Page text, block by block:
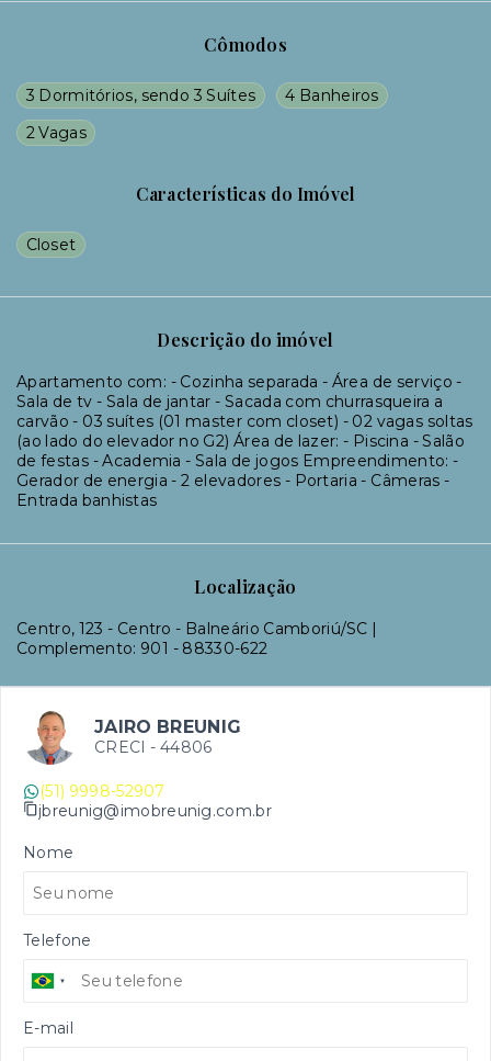
Cômodos
3 Dormitórios, sendo 3 Suítes
4 Banheiros
2 Vagas
Características do Imóvel
Closet
Descrição do imóvel
Apartamento com: - Cozinha separada - Área de serviço -
Sala de tv - Sala de jantar - Sacada com churrasqueira a
carvão - 03 suítes (01 master com closet) - 02 vagas soltas
(ao lado do elevador no G2) Área de lazer: - Piscina - Salão
de festas - Academia - Sala de jogos Empreendimento: -
Gerador de energia - 2 elevadores - Portaria - Câmeras -
Entrada banhistas
Localização
Centro, 123 - Centro - Balneário Camboriú/SC |
Complemento: 901 - 88330-622
JAIRO BREUNIG
CRECI - 44806
(51) 9998-52907
jbreunig@imobreunig.com.br
Nome
Telefone
E-mail